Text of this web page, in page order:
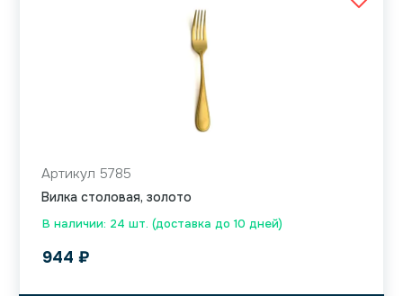
В наличии: 24 шт. (доставка до 10 дней)
Артикул 5785
Вилка столовая, золото
944 ₽